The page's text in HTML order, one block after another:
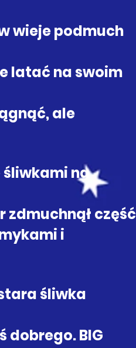
wieje podmuch
latać na swoim
ale
śliwkami na
część
i
stara śliwka
dobrego. BIG